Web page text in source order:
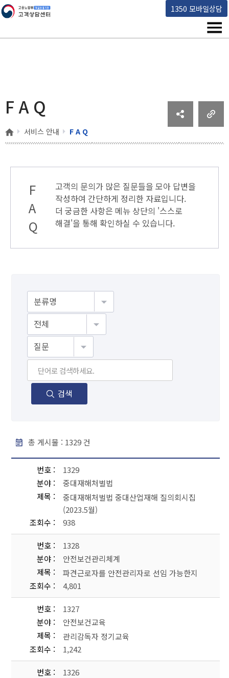
1350 모바일상담
고용노동부 책임운영기관 고객상담센터
메
F A Q
홈 서비스 안내 F A Q
F
A
Q
고객의 문의가 많은 질문들을 모아 답변을
작성하여 간단하게 정리한 자료입니다.
더 궁금한 사항은 메뉴 상단의 '스스로
해결'을 통해 확인하실 수 있습니다.
검색
총 게시물 : 1329건
번호
1329
분야
중대재해처벌법
제목
중대재해처벌법 중대산업재해 질의회시집
(2023.5월)
조회수
938
번호
1328
분야
안전보건관리체계
제목
파견근로자를 안전관리자로 선임 가능한지
조회수
4,801
번호
1327
분야
안전보건교육
제목
관리감독자 정기교육
조회수
1,242
번호
1326